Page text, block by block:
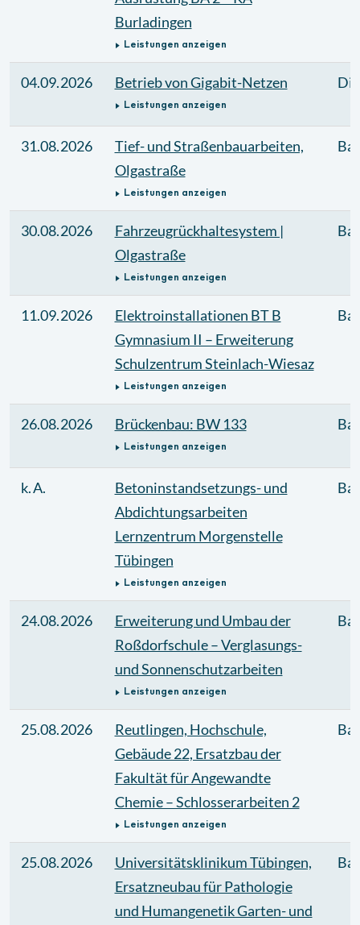
Burladingen
Leistungen anzeigen
04.09.2026 Betrieb von Gigabit-Netzen
Leistungen anzeigen
31.08.2026
Tief- und Straßenbauarbeiten,
Olgastraße
Leistungen anzeigen
30.08.2026
Fahrzeugrückhaltesystem |
Olgastraße
Leistungen anzeigen
11.09.2026
Elektroinstallationen BT B
Gymnasium II – Erweiterung
Schulzentrum Steinlach-Wiesaz
Leistungen anzeigen
26.08.2026 Brückenbau: BW 133
Leistungen anzeigen
k. A.
Betoninstandsetzungs- und
Abdichtungsarbeiten
Lernzentrum Morgenstelle
Tübingen
Leistungen anzeigen
24.08.2026
Erweiterung und Umbau der
Roßdorfschule – Verglasungs-
und Sonnenschutzarbeiten
Leistungen anzeigen
25.08.2026
Reutlingen, Hochschule,
Gebäude 22, Ersatzbau der
Fakultät für Angewandte
Chemie – Schlosserarbeiten 2
Leistungen anzeigen
25.08.2026
Universitätsklinikum Tübingen,
Ersatzneubau für Pathologie
und Humangenetik Garten- und